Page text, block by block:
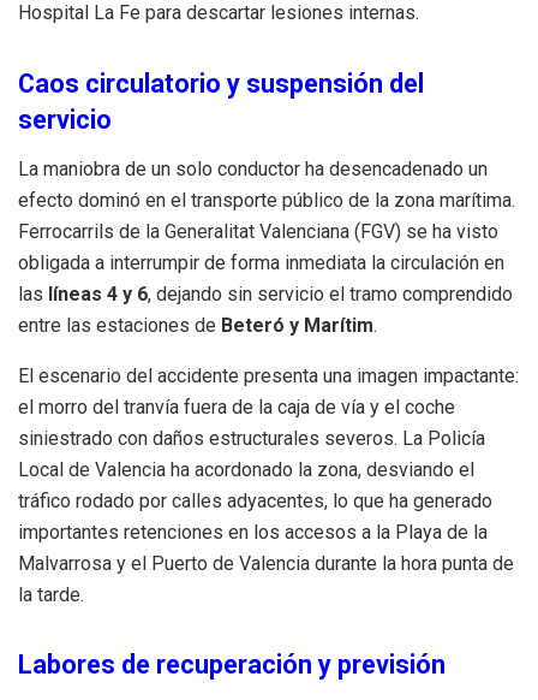
Hospital La Fe para descartar lesiones internas.
Caos circulatorio y suspensión del
servicio
La maniobra de un solo conductor ha desencadenado un
efecto dominó en el transporte público de la zona marítima.
Ferrocarrils de la Generalitat Valenciana (FGV) se ha visto
obligada a interrumpir de forma inmediata la circulación en
las líneas 4 y 6, dejando sin servicio el tramo comprendido
entre las estaciones de Beteró y Marítim.
El escenario del accidente presenta una imagen impactante:
el morro del tranvía fuera de la caja de vía y el coche
siniestrado con daños estructurales severos. La Policía
Local de Valencia ha acordonado la zona, desviando el
tráfico rodado por calles adyacentes, lo que ha generado
importantes retenciones en los accesos a la Playa de la
Malvarrosa y el Puerto de Valencia durante la hora punta de
la tarde.
Labores de recuperación y previsión